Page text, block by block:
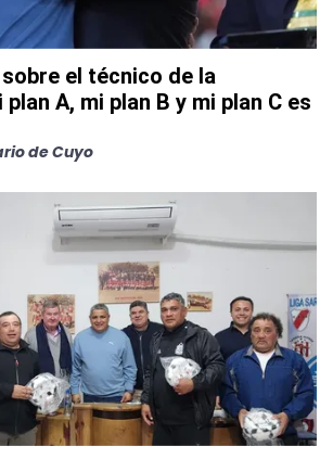
el técnico de la
A, mi plan B y mi plan C es
de Cuyo